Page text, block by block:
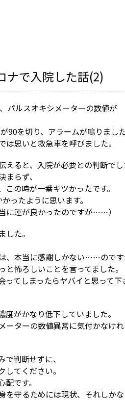
ナで入院した話(2)
パルスオキシメーターの数値が
90を切り、アラームが鳴りました
思いと救急車を呼びました。
ると、入院が必要との判断でし
らず、
の時が一番キツかったです。
ったように思います。
に運が良かったのですが……）
た。
、本当に感謝しかない……のです
怖ろしいことを言ってました。
てしまったらヤバイと思って下
がかなり低下していました。
ーターの数値異常に気付かなけ
判断せずに、
てください。
です。
守るためには現状、それしかな